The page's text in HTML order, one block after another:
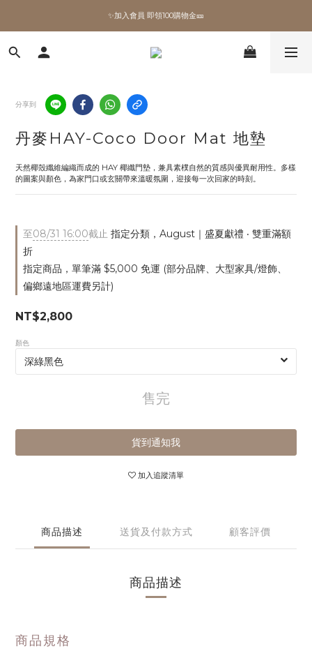
✨加入會員 即領100購物金🎫
✨加入會員 即領100購物金🎫
全館滿額現折🔥
✨加入會員 即領100購物金🎫
分享到
丹麥HAY-Coco Door Mat 地墊
天然椰殼纖維編織而成的 HAY 椰纖門墊，兼具素樸自然的質感與優異耐用性。多樣
的圖案與顏色，為家門口或玄關帶來溫暖氛圍，迎接每一次回家的時刻。
至08/31 16:00截止 指定分類，August｜盛夏獻禮 ‧ 雙重滿額
折
指定商品，單筆滿 $5,000 免運 (部分品牌、大型家具/燈飾、
偏鄉遠地區運費另計)
NT$2,800
顏色
售完
貨到通知我
加入追蹤清單
商品描述 送貨及付款方式 顧客評價
商品描述
商品規格